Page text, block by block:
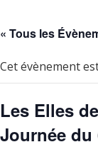
« Tous les
Cet évènement
Les Elles
Journée du